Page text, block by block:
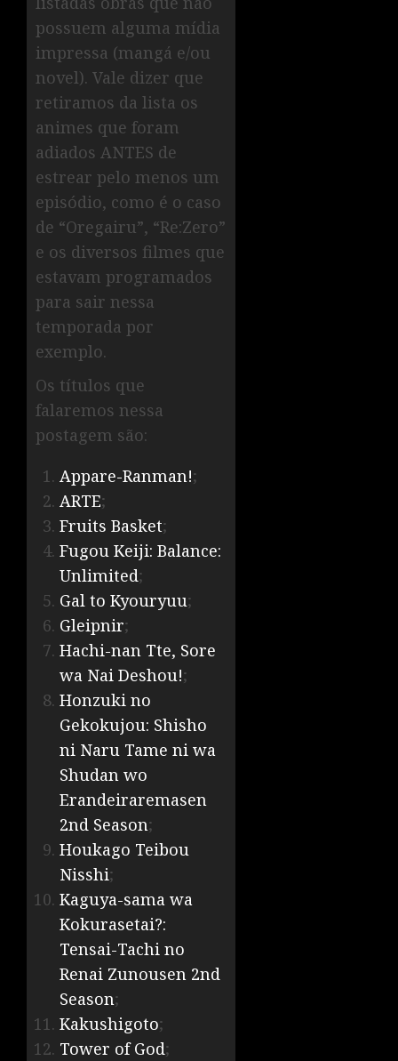
possuem alguma mídia
impressa (mangá e/ou
novel). Vale dizer que
retiramos da lista os
animes que foram
adiados ANTES de
estrear pelo menos um
episódio, como é o caso
de “Oregairu”, “Re:Zero”
e os diversos filmes que
estavam programados
para sair nessa
temporada por
exemplo.
Os títulos que
falaremos nessa
postagem são:
Appare-Ranman!;
ARTE;
Fruits Basket;
Fugou Keiji: Balance:
Unlimited;
Gal to Kyouryuu;
Gleipnir;
Hachi-nan Tte, Sore
wa Nai Deshou!;
Honzuki no
Gekokujou: Shisho
ni Naru Tame ni wa
Shudan wo
Erandeiraremasen
2nd Season;
Houkago Teibou
Nisshi;
Kaguya-sama wa
Kokurasetai?:
Tensai-Tachi no
Renai Zunousen 2nd
Season;
Kakushigoto;
Tower of God;